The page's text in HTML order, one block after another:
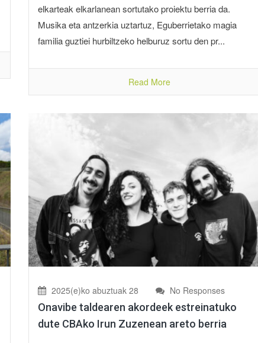
elkarteak elkarlanean sortutako proiektu berria da.
Musika eta antzerkia uztartuz, Eguberrietako magia
familia guztiei hurbiltzeko helburuz sortu den pr...
Read More
2025(e)ko abuztuak 28 No Responses
Onavibe taldearen akordeek estreinatuko
dute CBAko Irun Zuzenean areto berria